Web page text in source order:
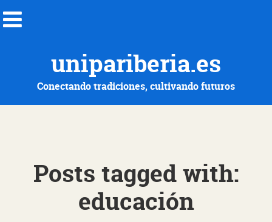
unipariberia.es
Conectando tradiciones, cultivando futuros
Posts tagged with:
educación